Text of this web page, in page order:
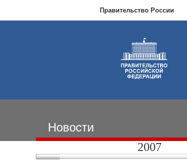
Правительство России
Новости
2007